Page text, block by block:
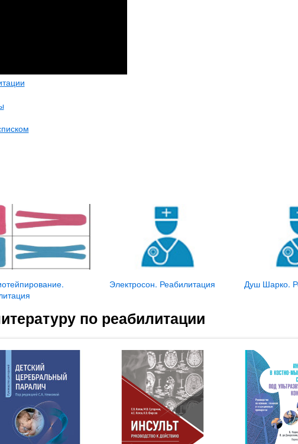
Электросон. Реабилитация Душ Шарко.
по реабилитации